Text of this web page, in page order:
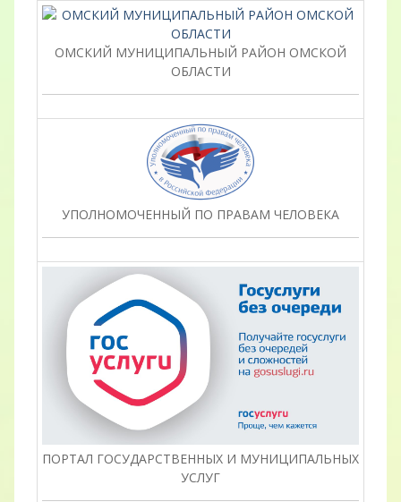
ОМСКИЙ МУНИЦИПАЛЬНЫЙ РАЙОН ОМСКОЙ
ОБЛАСТИ
УПОЛНОМОЧЕННЫЙ ПО ПРАВАМ ЧЕЛОВЕКА
ПОРТАЛ ГОСУДАРСТВЕННЫХ И МУНИЦИПАЛЬНЫХ
УСЛУГ